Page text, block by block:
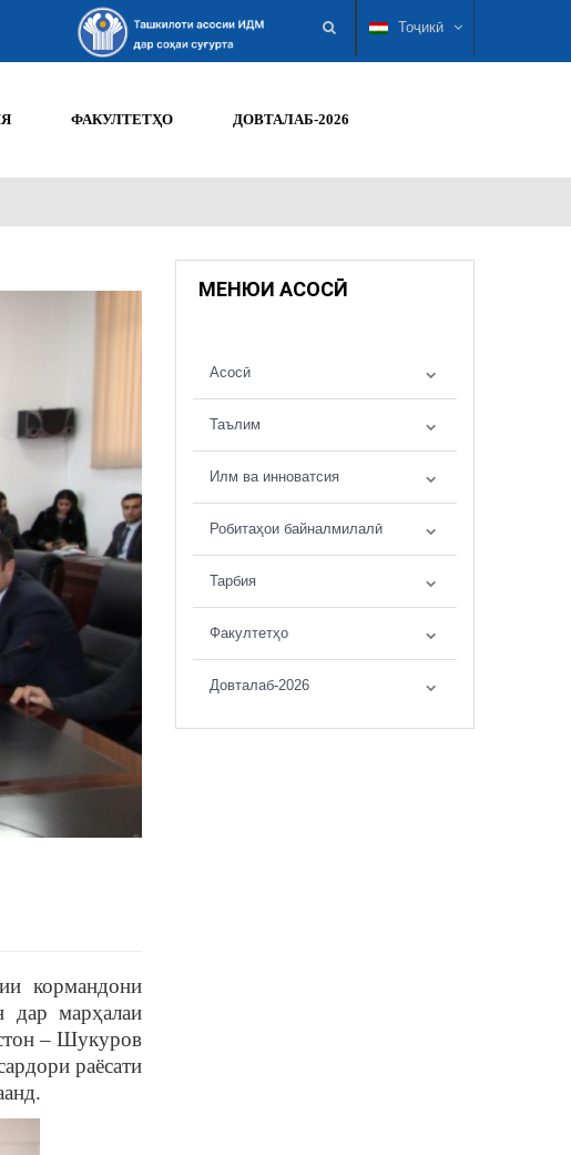
Тоҷикӣ
ФАКУЛТЕТҲО ДОВТАЛАБ-2026
кормандони
дар марҳалаи
– Шукуров
раёсати
МЕНЮИ АСОСӢ
Асосӣ
Таълим
Илм ва инноватсия
Робитаҳои байналмилалӣ
Тарбия
Факултетҳо
Довталаб-2026